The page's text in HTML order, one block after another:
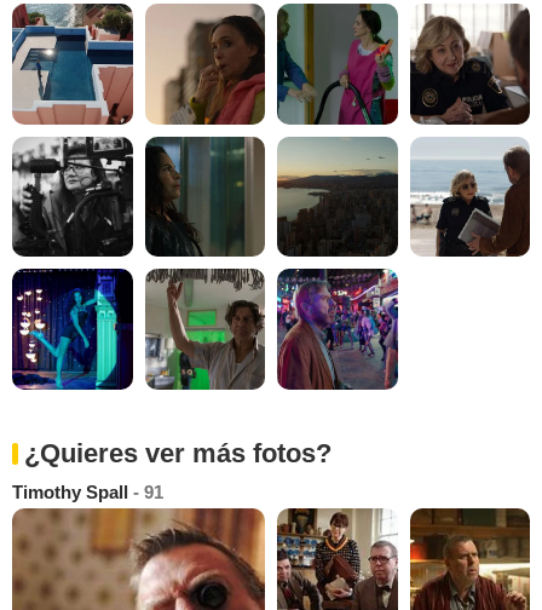
¿Quieres ver más fotos?
Timothy Spall - 91